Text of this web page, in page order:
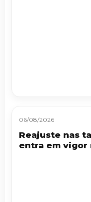
06/08/2026
Reajuste nas
entra em vigor